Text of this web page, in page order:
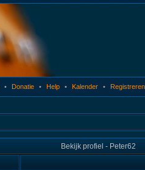
• Donatie • Help • Kalender • Registreren
Bekijk profiel - Peter62